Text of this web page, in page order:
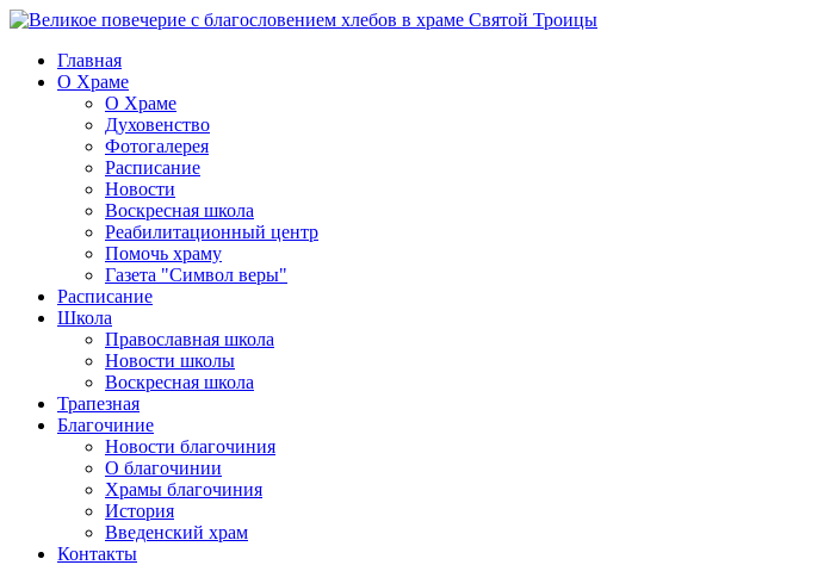
Главная
О Храме
О Храме
Духовенство
Фотогалерея
Расписание
Новости
Воскресная школа
Реабилитационный центр
Помочь храму
Газета "Символ веры"
Расписание
Школа
Православная школа
Новости школы
Воскресная школа
Трапезная
Благочиние
Новости благочиния
О благочинии
Храмы благочиния
История
Введенский храм
Контакты